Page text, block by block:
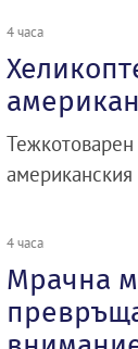
4 часа
4 часа
Мрачна